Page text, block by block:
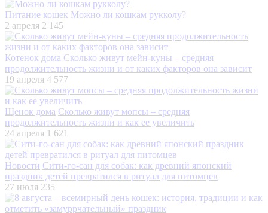
Питание кошек Можно ли кошкам рукколу?
2 апреля 2 145
Котенок дома Сколько живут мейн-куны – средняя
продолжительность жизни и от каких факторов она зависит
19 апреля 4 577
Щенок дома Сколько живут мопсы – средняя
продолжительность жизни и как ее увеличить
24 апреля 1 621
Новости Сити-го-сан для собак: как древний японский
праздник детей превратился в ритуал для питомцев
27 июля 235